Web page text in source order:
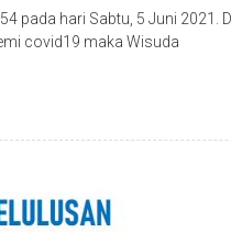
pada hari Sabtu, 5 Juni 2021.
covid19 maka Wisuda